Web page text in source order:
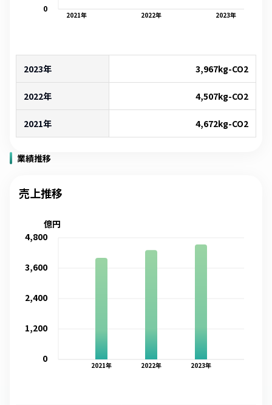
2021年 2022年 2023年
0
2023年 3,967kg-CO2
2022年 4,507kg-CO2
2021年 4,672kg-CO2
業績推移
売上推移
2021年 2022年 2023年
0
1,200
2,400
3,600
4,800
億円